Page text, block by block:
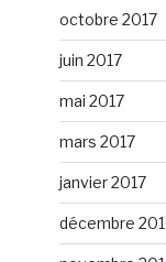
Article
suivant
octobre 2017
juin 2017
mai 2017
mars 2017
janvier 2017
décembre